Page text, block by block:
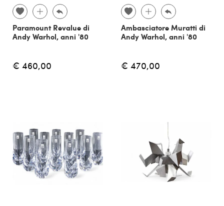
Paramount Revalue di
Andy Warhol, anni '80
€ 460,00
Ambasciatore Muratti di
Andy Warhol, anni '80
€ 470,00